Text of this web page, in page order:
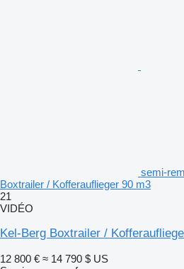
semi-
Boxtrailer / Kofferauflieger 90 m3
21
VIDÉO
Kel-Berg Boxtrailer /
12 800 € ≈ 14 790 $ US